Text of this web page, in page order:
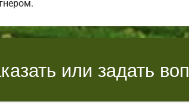
или задать